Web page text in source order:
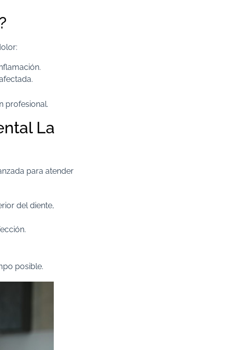
profesional.​
La
para atender
del diente,
posible.​